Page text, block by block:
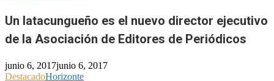
Un latacungueño es el nuevo director ejecutivo
de la Asociación de Editores de Periódicos
junio 6, 2017junio 6, 2017
DestacadoHorizonte